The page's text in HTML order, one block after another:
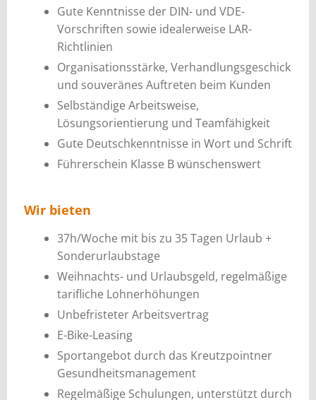
Gute Kenntnisse der DIN- und VDE-
Vorschriften sowie idealerweise LAR-
Richtlinien
Organisationsstärke, Verhandlungsgeschick
und souveränes Auftreten beim Kunden
Selbständige Arbeitsweise,
Lösungsorientierung und Teamfähigkeit
Gute Deutschkenntnisse in Wort und Schrift
Führerschein Klasse B wünschenswert
Wir bieten
37h/Woche mit bis zu 35 Tagen Urlaub +
Sonderurlaubstage
Weihnachts- und Urlaubsgeld, regelmäßige
tarifliche Lohnerhöhungen
Unbefristeter Arbeitsvertrag
E-Bike-Leasing
Sportangebot durch das Kreutzpointner
Gesundheitsmanagement
Regelmäßige Schulungen, unterstützt durch